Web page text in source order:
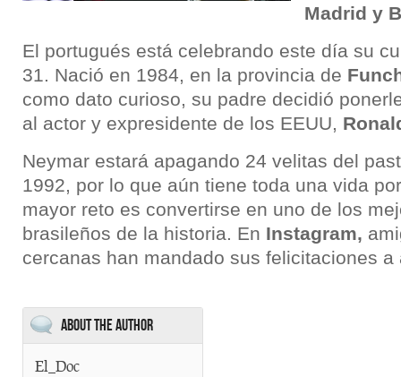
Madrid y
El portugués está celebrando este día su
31. Nació en 1984, en la provincia de
como dato curioso, su padre decidió
al actor y expresidente de los EEUU,
Neymar estará apagando 24 velitas del
1992, por lo que aún tiene toda una vida
mayor reto es convertirse en uno de los
brasileños de la historia. En Instagram,
cercanas han mandado sus felicitaciones a
About the Author
El_Doc